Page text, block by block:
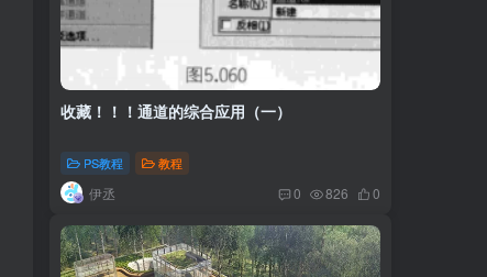
收藏！！！通道的综合应用（一）
PS教程 教程
伊丞 0 826 0